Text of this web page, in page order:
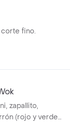
fino.
zapallito,
(rojo y verde)